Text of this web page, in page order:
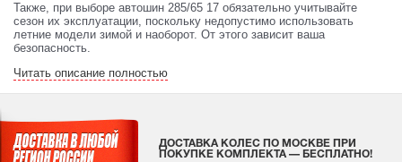
Также, при выборе автошин 285/65 17 обязательно учитывайте
сезон их эксплуатации, поскольку недопустимо использовать
летние модели зимой и наоборот. От этого зависит ваша
безопасность.
Читать описание полностью
ДОСТАВКА КОЛЕС ПО МОСКВЕ ПРИ
ПОКУПКЕ КОМПЛЕКТА — БЕСПЛАТНО!